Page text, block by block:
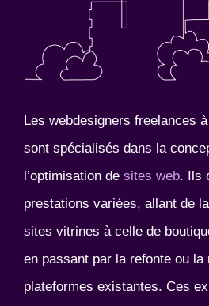
Les webdesigners freelances
sont spécialisés dans la
l’optimisation de sites web. Ils
prestations variées, allant de
sites vitrines à celle de
en passant par la refonte ou la
plateformes existantes. Ces